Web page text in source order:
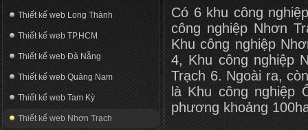
Thiết kế web Long Thành
Thiết kế web TP.HCM
Thiết kế web Đà Nẵng
Thiết kế web Quảng Nam
Thiết kế web Tam Kỳ
Thiết kế web Nhơn Trạch
Có 6 khu công
công nghiệp Nhơn
Khu công nghiệp
4, Khu công nghiệp
Trạch 6. Ngoài ra,
là Khu công nghiệp
phương khoảng